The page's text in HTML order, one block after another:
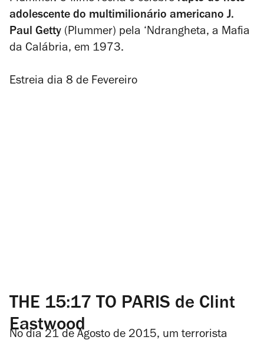
adolescente do multimilionário americano J.
Paul Getty (Plummer) pela ‘Ndrangheta, a Mafia
da Calábria, em 1973.
Estreia dia 8 de Fevereiro
THE 15:17 TO PARIS de Clint
Eastwood
No dia 21 de Agosto de 2015, um terrorista